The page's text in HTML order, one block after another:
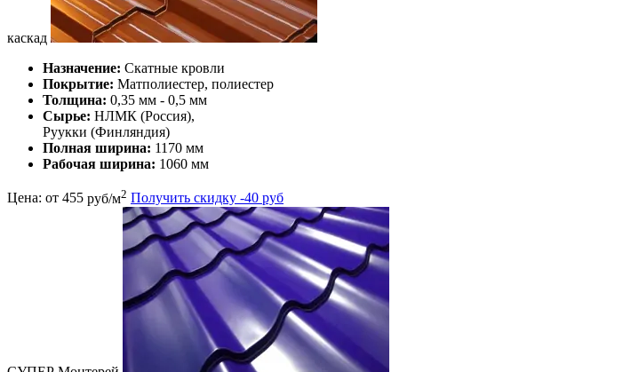
каскад
Назначение: Скатные кровли
Покрытие: Матполиестер, полиестер
Толщина: 0,35 мм - 0,5 мм
Сырье: НЛМК (Россия),
Руукки (Финляндия)
Полная ширина: 1170 мм
Рабочая ширина: 1060 мм
Цена: от 455 руб/м2 Получить скидку -40 руб